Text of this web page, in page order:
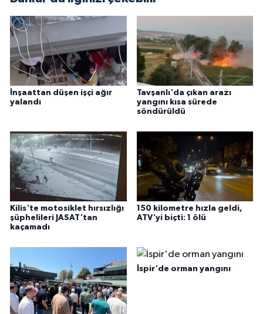
İnşaattan düşen işçi ağır
yalandı
Tavşanlı'da çıkan arazı
yangını kısa sürede
söndürüldü
Kilis'te motosiklet hırsızlığı
şüphelileri JASAT'tan
kaçamadı
150 kilometre hızla geldi,
ATV'yi biçti: 1 ölü
İspir'de orman yangını